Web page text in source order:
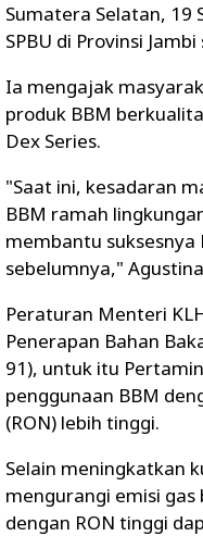
Sumatera Selatan, 19
SPBU di Provinsi
Ia mengajak
produk BBM
Dex Series.
"Saat ini, kesadaran
BBM ramah
membantu suksesnya
sebelumnya,"
Peraturan Menteri
Penerapan Bahan
91), untuk itu
penggunaan BBM
(RON) lebih tinggi.
Selain meningkatkan
mengurangi emisi gas
dengan RON tinggi